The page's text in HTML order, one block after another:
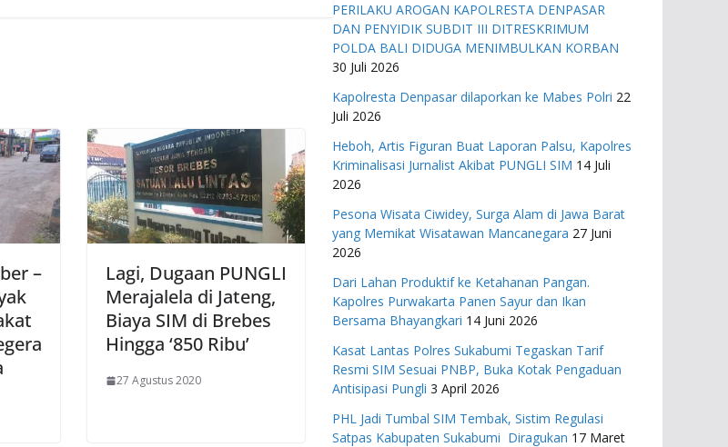
–
Lagi, Dugaan PUNGLI
Merajalela di Jateng,
Biaya SIM di Brebes
Hingga ‘850 Ribu’
27 Agustus 2020
PERILAKU AROGAN KAPOLRESTA DENPASAR
DAN PENYIDIK SUBDIT III DITRESKRIMUM
POLDA BALI DIDUGA MENIMBULKAN KORBAN
30 Juli 2026
Kapolresta Denpasar dilaporkan ke Mabes Polri 22
Juli 2026
Heboh, Artis Figuran Buat Laporan Palsu, Kapolres
Kriminalisasi Jurnalist Akibat PUNGLI SIM 14 Juli
2026
Pesona Wisata Ciwidey, Surga Alam di Jawa Barat
yang Memikat Wisatawan Mancanegara 27 Juni
2026
Dari Lahan Produktif ke Ketahanan Pangan.
Kapolres Purwakarta Panen Sayur dan Ikan
Bersama Bhayangkari 14 Juni 2026
Kasat Lantas Polres Sukabumi Tegaskan Tarif
Resmi SIM Sesuai PNBP, Buka Kotak Pengaduan
Antisipasi Pungli 3 April 2026
PHL Jadi Tumbal SIM Tembak, Sistim Regulasi
Satpas Kabupaten Sukabumi Diragukan 17 Maret